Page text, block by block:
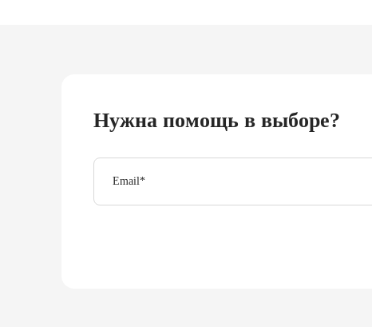
Нужна помощь в выборе?
Email*